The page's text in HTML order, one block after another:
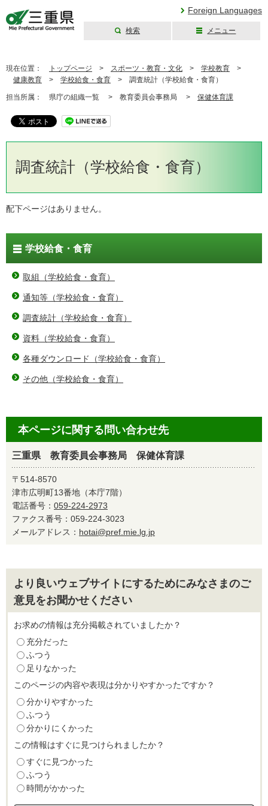
Foreign Languages
検索 メニュー
現在位置： トップページ > スポーツ・教育・文化 > 学校教育 >
健康教育 > 学校給食・食育 > 調査統計（学校給食・食育）
担当所属： 県庁の組織一覧 > 教育委員会事務局 > 保健体育課
調査統計（学校給食・食育）
配下ページはありません。
学校給食・食育
取組（学校給食・食育）
通知等（学校給食・食育）
調査統計（学校給食・食育）
資料（学校給食・食育）
各種ダウンロード（学校給食・食育）
その他（学校給食・食育）
本ページに関する問い合わせ先
三重県 教育委員会事務局 保健体育課
〒514-8570
津市広明町13番地（本庁7階）
電話番号： 059-224-2973
ファクス番号：059-224-3023
メールアドレス： hotai@pref.mie.lg.jp
より良いウェブサイトにするためにみなさまのご
意見をお聞かせください
お求めの情報は充分掲載されていましたか？
充分だった
ふつう
足りなかった
このページの内容や表現は分かりやすかったですか？
分かりやすかった
ふつう
分かりにくかった
この情報はすぐに見つけられましたか？
すぐに見つかった
ふつう
時間がかかった